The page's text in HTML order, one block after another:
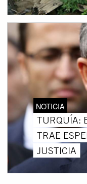
NOTICIA
TURQUÍA:
TRAE
JUSTICIA